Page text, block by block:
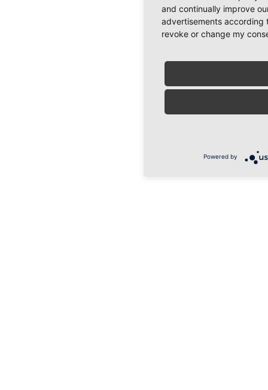
and continually improve
advertisements according
revoke or change my
Powered by